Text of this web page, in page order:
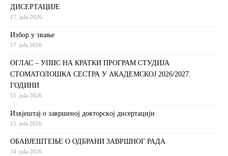
ДИСЕРТАЦИЈЕ
17. jula 2026.
Избор у звање
17. jula 2026.
ОГЛАС – УПИС НА КРАТКИ ПРОГРАМ СТУДИЈА
СТОМАТОЛОШКА СЕСТРА У АКАДЕМСКОЈ 2026/2027.
ГОДИНИ
15. jula 2026.
Извjeштaj o зaвршeнoj дoктoрскoj дисeртaциjи
15. jula 2026.
ОБАВЈЕШТЕЊЕ О ОДБРАНИ ЗАВРШНОГ РАДА
14. jula 2026.